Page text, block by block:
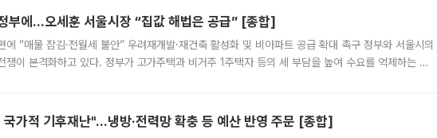
부에…오세훈 서울시장 “집값 해법은 공급” [종합]
에 “매물 잠김·전월세 불안” 우려재개발·재건축 활성화 및 비아파트 공급 확대 촉구 정부와 서울시의
쟁이 본격화하고 있다. 정부가 고가주택과 비거주 1주택자 등의 세 부담을 높여 수요를 억제하는 카
가적 기후재난"…냉방·전력망 확충 등 예산 반영 주문 [종합]